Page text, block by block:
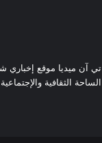
تي آن ميديا موقع
الساحة الثقافية